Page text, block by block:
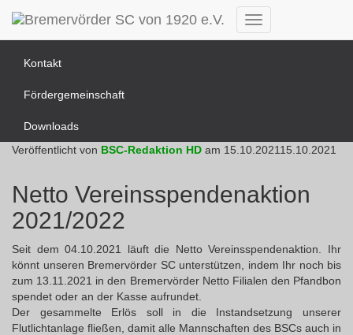
Kontakt
Fördergemeinschaft
Downloads
Navigation
Veröffentlicht von BSC-Redaktion HD am 15.10.202115.10.2021
Netto Vereinsspendenaktion
2021/2022
Seit dem 04.10.2021 läuft die Netto Vereinsspendenaktion. Ihr
könnt unseren Bremervörder SC unterstützen, indem Ihr noch bis
zum 13.11.2021 in den Bremervörder Netto Filialen den Pfandbon
spendet oder an der Kasse aufrundet.
Der gesammelte Erlös soll in die Instandsetzung unserer
Flutlichtanlage fließen, damit alle Mannschaften des BSCs auch in